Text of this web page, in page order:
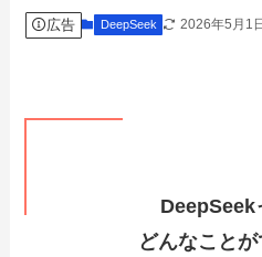
広告 DeepSeek 2026年5月1日
DeepSeek
どんなこと